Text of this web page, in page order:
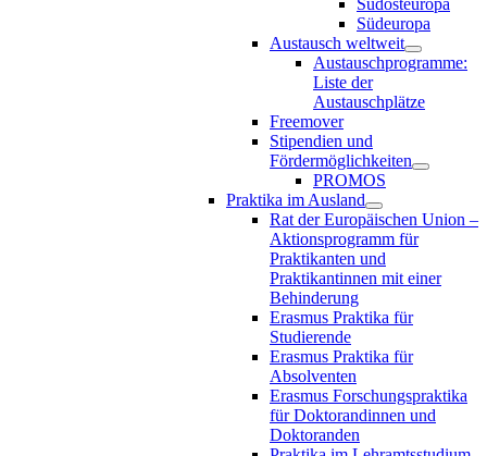
Südeuropa
Austausch weltweit
Austauschprogramme:
Liste der
Austauschplätze
Freemover
Stipendien und
Fördermöglichkeiten
PROMOS
Praktika im Ausland
Rat der Europäischen Union –
Aktionsprogramm für
Praktikanten und
Praktikantinnen mit einer
Behinderung
Erasmus Praktika für
Studierende
Erasmus Praktika für
Absolventen
Erasmus Forschungspraktika
für Doktorandinnen und
Doktoranden